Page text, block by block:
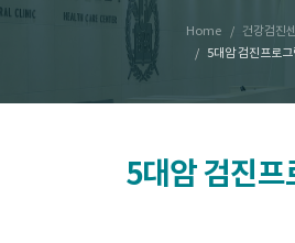
Home
건강검진
5대암 검진프로그
5대암 검진프